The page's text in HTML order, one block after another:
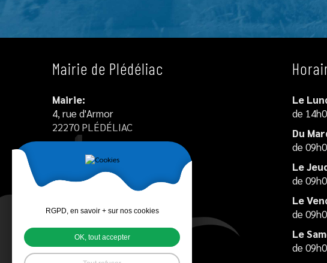
Mairie de Plédéliac
Mairie:
4, rue d'Armor
22270 PLÉDÉLIAC
Agence postale communale :
02.96.34.12.55
vosactualites@pledeliac.fr
Le
de
Du
de
Le
de
Le
de
Le
de
RGPD, en savoir + sur nos cookies
OK, tout accepter